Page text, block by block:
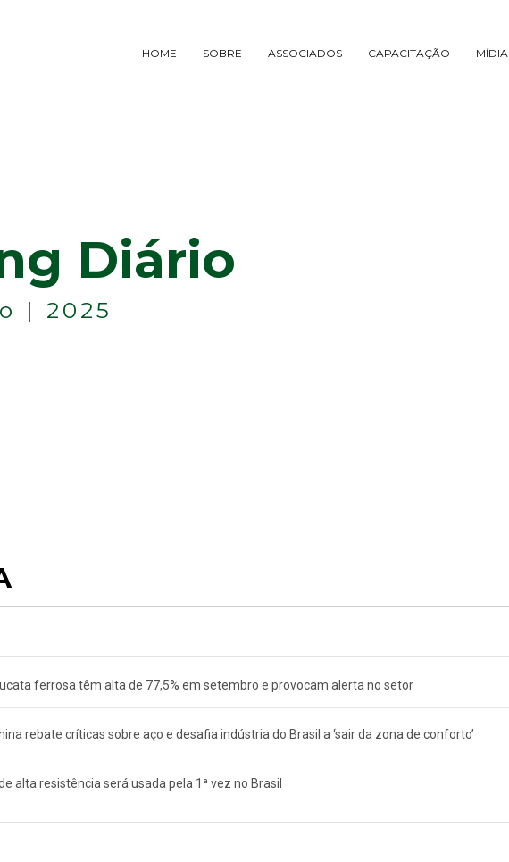
HOME SOBRE ASSOCIADOS CAPACITAÇÃO MÍDIA
Diário
| 2025
ferrosa têm alta de 77,5% em setembro e provocam alerta no setor
rebate críticas sobre aço e desafia indústria do Brasil a ‘sair da zona de conforto’
alta resistência será usada pela 1ª vez no Brasil